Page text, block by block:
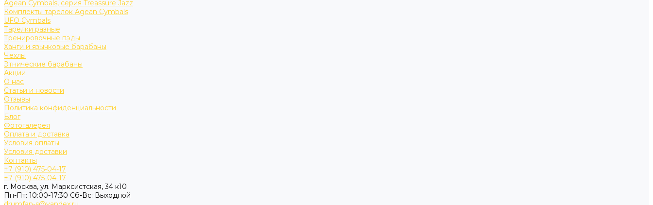
Agean Cymbals, серия Treassure Jazz
Комплекты тарелок Agean Cymbals
UFO Cymbals
Тарелки разные
Тренировочные пэды
Ханги и язычковые барабаны
Чехлы
Этнические барабаны
Акции
О нас
Статьи и новости
Отзывы
Политика конфиденциальности
Блог
Фотогалерея
Оплата и доставка
Условия оплаты
Условия доставки
Контакты
+7 (910) 475-04-17
+7 (910) 475-04-17
г. Москва, ул. Марксистская, 34 к10
Пн-Пт: 10:00-17:30 Cб-Вс: Выходной